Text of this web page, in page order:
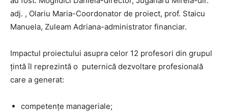
adj. , Olariu Maria-Coordonator de proiect, prof. Staicu
Manuela, Zuleam Adriana-administrator financiar.
Impactul proiectului asupra celor 12 profesori din grupul
țintă îl reprezintă o puternică dezvoltare profesională
care a generat:
competențe manageriale;